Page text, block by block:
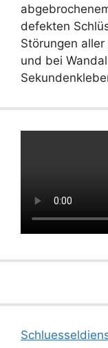
defekten
Störungen
und bei